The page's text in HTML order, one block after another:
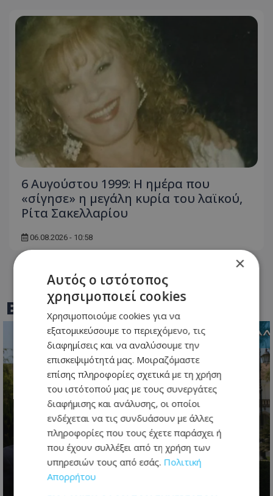
6 Αυγούστου 1999: Η ημέρα που
«σίγησε» η μεγάλη κυρία του λαϊκού,
Ρίτα Σακελλαρίου
06.08.2026 - 10:58
BEST OFTOTHEMAONLINE
Το restart Χριστοδουλίδη: Η
τελευταία ευκαιρία πριν από τη
×
Αυτός ο ιστότοπος
χρησιμοποιεί cookies
Χρησιμοποιούμε cookies για να
εξατομικεύσουμε το περιεχόμενο, τις
διαφημίσεις και να αναλύσουμε την
επισκεψιμότητά μας. Μοιραζόμαστε
επίσης πληροφορίες σχετικά με τη χρήση
του ιστότοπού μας με τους συνεργάτες
διαφήμισης και ανάλυσης, οι οποίοι
ενδέχεται να τις συνδυάσουν με άλλες
πληροφορίες που τους έχετε παράσχει ή
που έχουν συλλέξει από τη χρήση των
υπηρεσιών τους από εσάς. Πολιτική
Απορρήτου